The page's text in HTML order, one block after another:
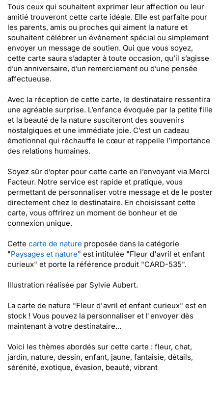
Tous ceux qui souhaitent exprimer leur affection ou leur
amitié trouveront cette carte idéale. Elle est parfaite pour
les parents, amis ou proches qui aiment la nature et
souhaitent célébrer un événement spécial ou simplement
envoyer un message de soutien. Qui que vous soyez,
cette carte saura s’adapter à toute occasion, qu’il s’agisse
d’un anniversaire, d’un remerciement ou d’une pensée
affectueuse.
Avec la réception de cette carte, le destinataire ressentira
une agréable surprise. L’enfance évoquée par la petite fille
et la beauté de la nature susciteront des souvenirs
nostalgiques et une immédiate joie. C’est un cadeau
émotionnel qui réchauffe le cœur et rappelle l’importance
des relations humaines.
Soyez sûr d’opter pour cette carte en l’envoyant via Merci
Facteur. Notre service est rapide et pratique, vous
permettant de personnaliser votre message et de le poster
directement chez le destinataire. En choisissant cette
carte, vous offrirez un moment de bonheur et de
connexion unique.
Cette carte de nature proposée dans la catégorie
"Paysages et nature" est intitulée "Fleur d'avril et enfant
curieux" et porte la référence produit "CARD-535".
Illustration réalisée par Sylvie Aubert.
La carte de nature "Fleur d'avril et enfant curieux" est en
stock ! Vous pouvez la personnaliser et l'envoyer dès
maintenant à votre destinataire...
Voici les thèmes abordés sur cette carte : fleur, chat,
jardin, nature, dessin, enfant, jaune, fantaisie, détails,
sérénité, exotique, évasion, beauté, vibrant